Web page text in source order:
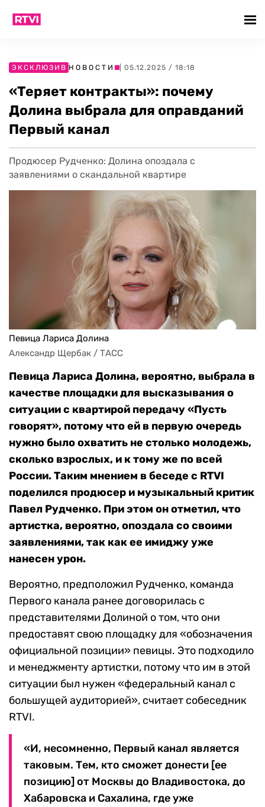
ЭКСКЛЮЗИВ НОВОСТИ | 05.12.2025 / 18:18
«Теряет контракты»: почему
Долина выбрала для оправданий
Первый канал
Продюсер Рудченко: Долина опоздала с
заявлениями о скандальной квартире
Певица Лариса Долина
Александр Щербак / ТАСС
Певица Лариса Долина, вероятно, выбрала в
качестве площадки для высказывания о
ситуации с квартирой передачу «Пусть
говорят», потому что ей в первую очередь
нужно было охватить не столько молодежь,
сколько взрослых, и к тому же по всей
России. Таким мнением в беседе с RTVI
поделился продюсер и музыкальный критик
Павел Рудченко. При этом он отметил, что
артистка, вероятно, опоздала со своими
заявлениями, так как ее имиджу уже
нанесен урон.
Вероятно, предположил Рудченко, команда
Первого канала ранее договорилась с
представителями Долиной о том, что они
предоставят свою площадку для «обозначения
официальной позиции» певицы. Это подходило
и менеджменту артистки, потому что им в этой
ситуации был нужен «федеральный канал с
большущей аудиторией», считает собеседник
RTVI.
«И, несомненно, Первый канал является
таковым. Тем, кто сможет донести [ее
позицию] от Москвы до Владивостока, до
Хабаровска и Сахалина, где уже